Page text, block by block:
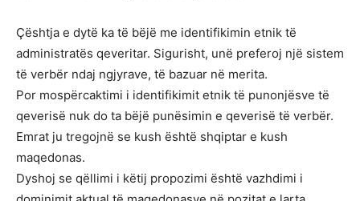
Çështja e dytë ka të bëjë me identifikimin etnik të
administratës qeveritar. Sigurisht, unë preferoj një sistem
të verbër ndaj ngjyrave, të bazuar në merita.
Por mospërcaktimi i identifikimit etnik të punonjësve të
qeverisë nuk do ta bëjë punësimin e qeverisë të verbër.
Emrat ju tregojnë se kush është shqiptar e kush
maqedonas.
Dyshoj se qëllimi i këtij propozimi është vazhdimi i